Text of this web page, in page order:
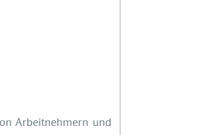
Arbeitnehmern und